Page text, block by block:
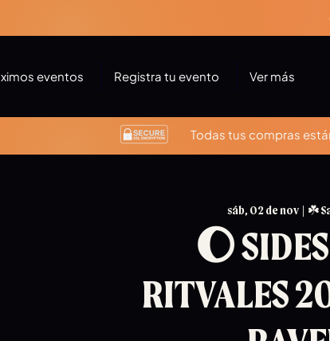
eventos Registra tu evento Ver más
Todas tus compras
sáb, 02 de nov
  |
☘️
🌔
RITVALES